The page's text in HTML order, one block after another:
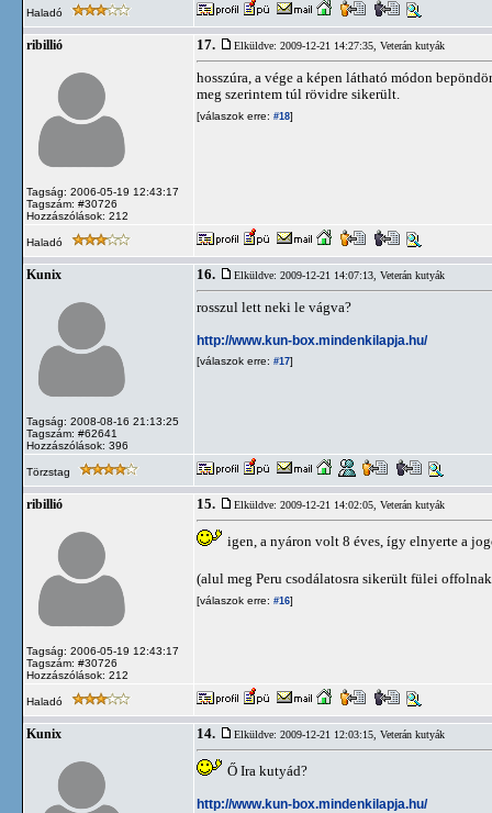
Haladó
ribillió
Tagság: 2006-05-19 12:43:17
Tagszám: #30726
Hozzászólások: 212
17. Elküldve: 2009-12-21 14:27:35, Veterán kutyák
hosszúra, a vége a képen látható módon
meg szerintem túl rövidre sikerült.
[válaszok erre: #18]
Haladó
Kunix
Tagság: 2008-08-16 21:13:25
Tagszám: #62641
Hozzászólások: 396
16. Elküldve: 2009-12-21 14:07:13, Veterán kutyák
rosszul lett neki le vágva?
http://www.kun-box.mindenkilapja.hu/
[válaszok erre: #17]
Törzstag
ribillió
Tagság: 2006-05-19 12:43:17
Tagszám: #30726
Hozzászólások: 212
15. Elküldve: 2009-12-21 14:02:05, Veterán kutyák
igen, a nyáron volt 8 éves, így elnyerte a
(alul meg Peru csodálatosra sikerült fülei
[válaszok erre: #16]
Haladó
Kunix 14. Elküldve: 2009-12-21 12:03:15, Veterán kutyák
Ő Ira kutyád?
http://www.kun-box.mindenkilapja.hu/